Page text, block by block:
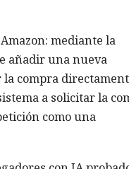
mediante la
añadir una nueva
compra
a solicitar la
como una